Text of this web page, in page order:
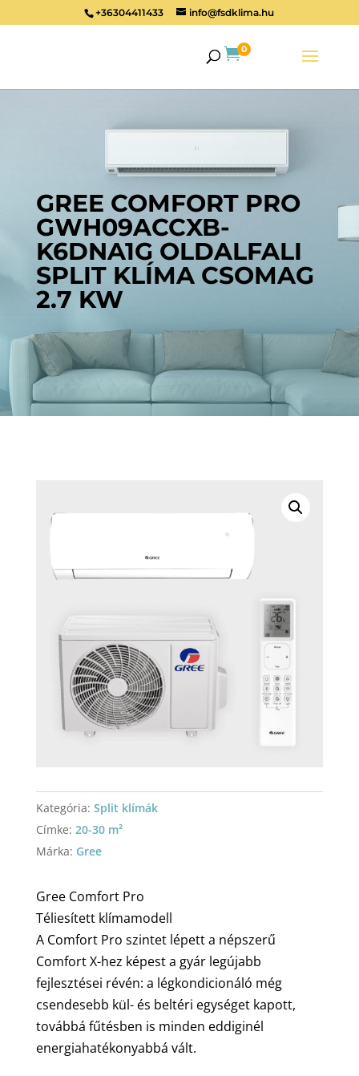
+36304411433 info@fsdklima.hu
0
GREE COMFORT PRO
GWH09ACCXB-
K6DNA1G OLDALFALI
SPLIT KLÍMA CSOMAG
2.7 KW
Kategória: Split klímák
Címke: 20-30 m²
Márka: Gree
Gree Comfort Pro
Téliesített klímamodell
A Comfort Pro szintet lépett a népszerű
Comfort X-hez képest a gyár legújabb
fejlesztései révén: a légkondicionáló még
csendesebb kül- és beltéri egységet kapott,
továbbá fűtésben is minden eddiginél
energiahatékonyabbá vált.